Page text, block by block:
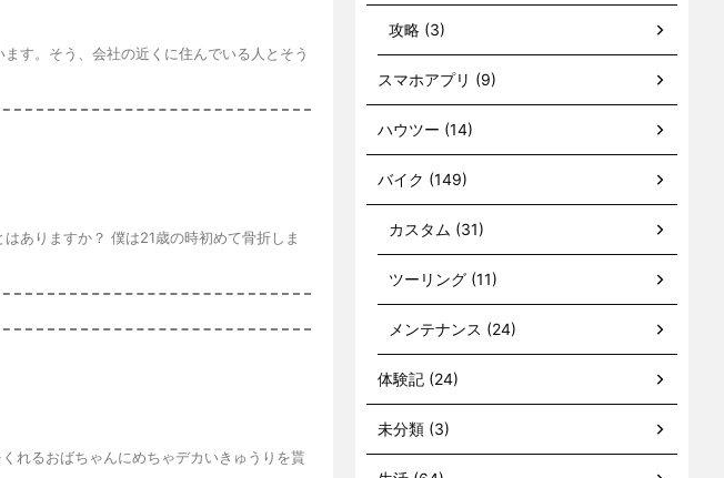
す。そう、会社の近くに住んでいる人とそう
ありますか？ 僕は21歳の時初めて骨折しま
れるおばちゃんにめちゃデカいきゅうりを貰
攻略 (3)
スマホアプリ (9)
ハウツー (14)
バイク (149)
カスタム (31)
ツーリング (11)
メンテナンス (24)
体験記 (24)
未分類 (3)